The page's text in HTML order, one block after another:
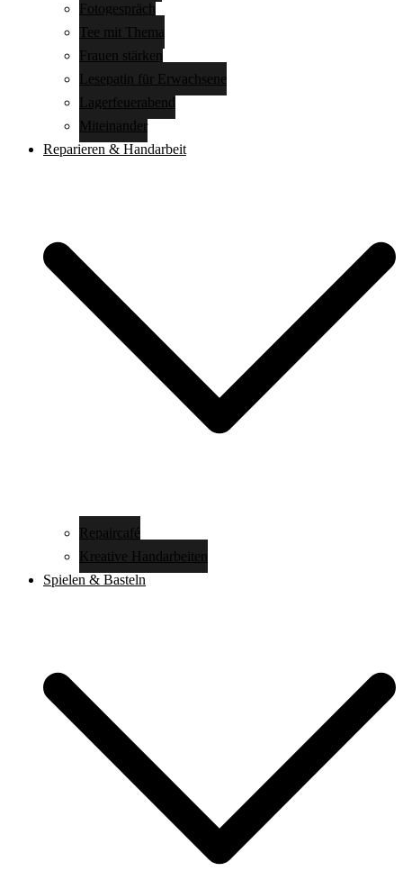
Fotogespräch
Tee mit Thema
Frauen stärken
Lesepatin für Erwachsene
Lagerfeuerabend
Miteinander
Reparieren & Handarbeit
Repaircafé
Kreative Handarbeiten
Spielen & Basteln